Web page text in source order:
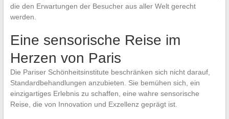
die den Erwartungen der Besucher aus aller Welt gerecht
werden.
Eine sensorische Reise im
Herzen von Paris
Die Pariser Schönheitsinstitute beschränken sich nicht darauf,
Standardbehandlungen anzubieten. Sie bemühen sich, ein
einzigartiges Erlebnis zu schaffen, eine wahre sensorische
Reise, die von Innovation und Exzellenz geprägt ist.